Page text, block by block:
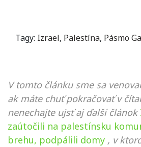
Tagy: Izrael, Palestína, Pásmo
V tomto článku sme sa
ak máte chuť pokračovať v
nenechajte ujsť aj ďalší článok
zaútočili na palestínsku
brehu, podpálili domy , v